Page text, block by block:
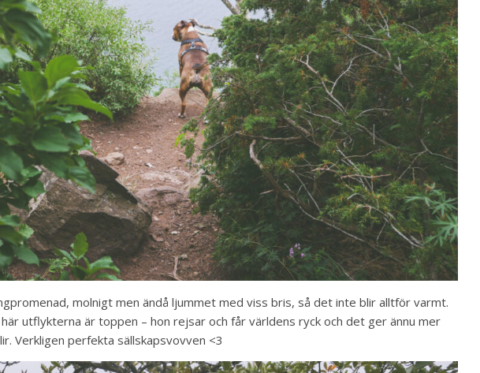
molnigt men ändå ljummet med viss bris, så det inte blir alltför varmt.
utflykterna är toppen – hon rejsar och får världens ryck och det ger ännu mer
Verkligen perfekta sällskapsvovven <3